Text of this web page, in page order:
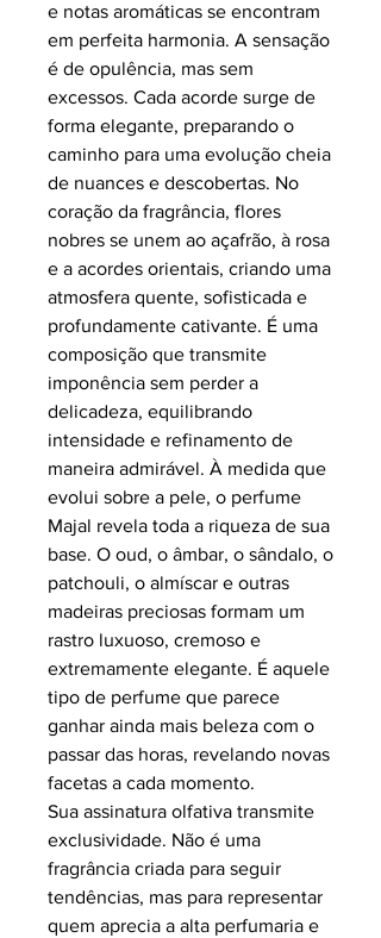
e notas aromáticas se encontram
em perfeita harmonia. A sensação
é de opulência, mas sem
excessos. Cada acorde surge de
forma elegante, preparando o
caminho para uma evolução cheia
de nuances e descobertas. No
coração da fragrância, flores
nobres se unem ao açafrão, à rosa
e a acordes orientais, criando uma
atmosfera quente, sofisticada e
profundamente cativante. É uma
composição que transmite
imponência sem perder a
delicadeza, equilibrando
intensidade e refinamento de
maneira admirável. À medida que
evolui sobre a pele, o perfume
Majal revela toda a riqueza de sua
base. O oud, o âmbar, o sândalo, o
patchouli, o almíscar e outras
madeiras preciosas formam um
rastro luxuoso, cremoso e
extremamente elegante. É aquele
tipo de perfume que parece
ganhar ainda mais beleza com o
passar das horas, revelando novas
facetas a cada momento.
Sua assinatura olfativa transmite
exclusividade. Não é uma
fragrância criada para seguir
tendências, mas para representar
quem aprecia a alta perfumaria e